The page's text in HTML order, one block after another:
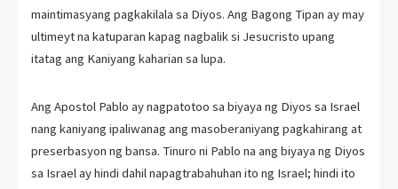
maintimasyang pagkakilala sa Diyos. Ang Bagong Tipan ay may
ultimeyt na katuparan kapag nagbalik si Jesucristo upang
itatag ang Kaniyang kaharian sa lupa.
Ang Apostol Pablo ay nagpatotoo sa biyaya ng Diyos sa Israel
nang kaniyang ipaliwanag ang masoberaniyang pagkahirang at
preserbasyon ng bansa. Tinuro ni Pablo na ang biyaya ng Diyos
sa Israel ay hindi dahil napagtrabahuhan ito ng Israel; hindi ito